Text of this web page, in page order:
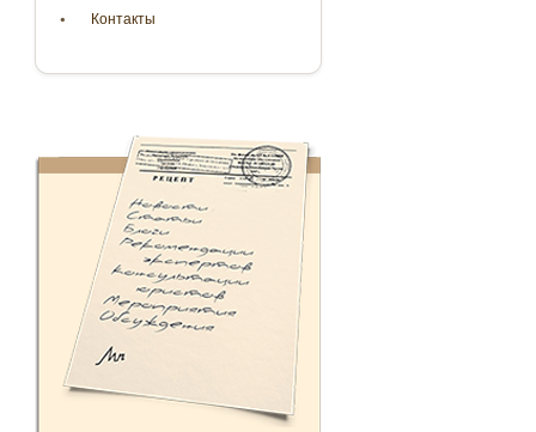
Контакты